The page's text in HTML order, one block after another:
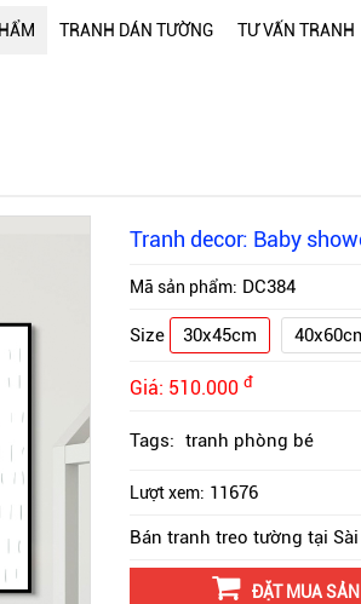
TRANH DÁN TƯỜNG TƯ VẤN TRANH
Tranh decor: Baby
Mã sản phẩm: DC384
Size 30x45cm
Giá: 510.000đ
Tags: tranh phòng bé
Lượt xem: 11676
Bán tranh treo tường tại
ĐẶT MUA